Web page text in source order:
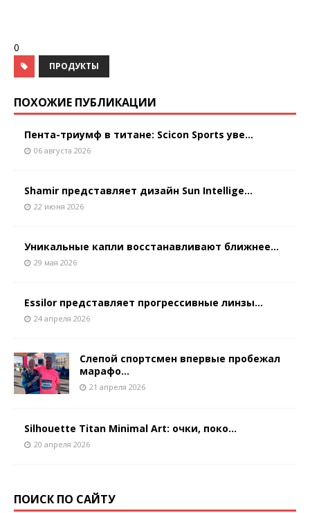
0
ПРОДУКТЫ
ПОХОЖИЕ ПУБЛИКАЦИИ
Пента-триумф в титане: Scicon Sports уве...
06 августа 2026
Shamir представляет дизайн Sun Intellige...
22 июня 2026
Уникальные капли восстанавливают ближнее...
29 мая 2026
Essilor представляет прогрессивные линзы...
24 апреля 2026
Слепой спортсмен впервые пробежал
марафо...
21 апреля 2026
Silhouette Titan Minimal Art: очки, поко...
20 апреля 2026
ПОИСК ПО САЙТУ